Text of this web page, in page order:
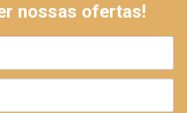
nossas ofertas!